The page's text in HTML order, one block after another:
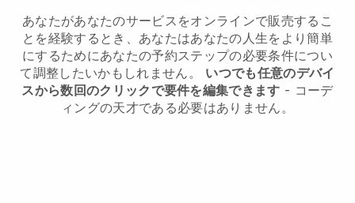
あなたがあなたのサービスをオンラインで販売するこ
とを経験するとき、あなたはあなたの人生をより簡単
にするためにあなたの予約ステップの必要条件につい
て調整したいかもしれません。 いつでも任意のデバイ
スから数回のクリックで要件を編集できます - コーデ
ィングの天才である必要はありません。